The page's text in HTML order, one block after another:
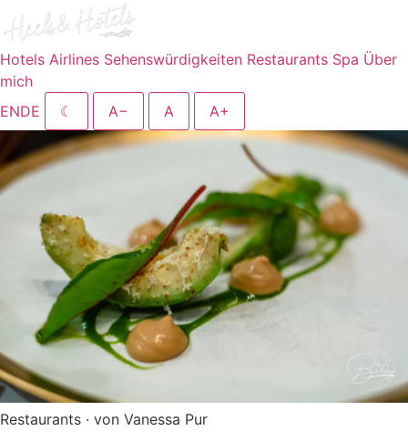
Hotels Airlines Sehenswürdigkeiten Restaurants Spa Über
mich
ENDE ☾ A− A A+
Restaurants · von Vanessa Pur